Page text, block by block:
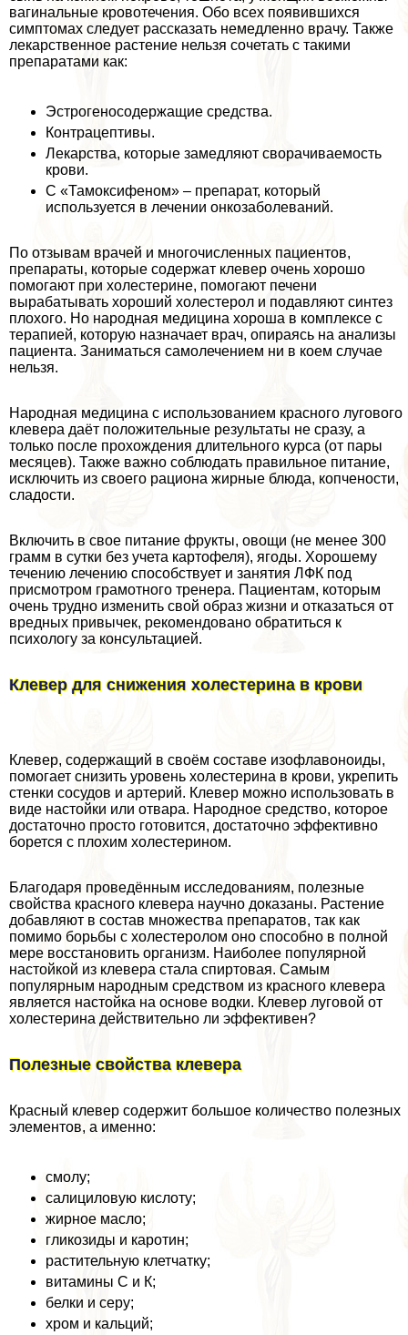
вaгинальные кровотечения. Обо всех появившихся
симптомах следует рассказать немедленно врачу. Также
лекарственное растение нельзя сочетать с такими
препаратами как:
Эстрогеносодержащие средства.
Контрацептивы.
Лекарства, которые замедляют сворачиваемость
крови.
С «Тамоксифеном» – препарат, который
используется в лечении онкозаболеваний.
По отзывам врачей и многочисленных пациентов,
препараты, которые содержат клевер очень хорошо
помогают при холестерине, помогают печени
выpaбатывать хороший холестерол и подавляют синтез
плохого. Но народная медицина хороша в комплексе с
терапией, которую назначает врач, опираясь на анализы
пациента. Заниматься самолечением ни в коем случае
нельзя.
Народная медицина с использованием красного лугового
клевера даёт положительные результаты не сразу, а
только после прохождения длительного курса (от пары
месяцев). Также важно соблюдать правильное питание,
исключить из своего рациона жирные блюда, копчености,
сладости.
Включить в свое питание фрукты, овощи (не менее 300
грамм в сутки без учета картофеля), ягоды. Хорошему
течению лечению способствует и занятия ЛФК под
присмотром грамотного тренера. Пациентам, которым
очень трудно изменить свой образ жизни и отказаться от
вредных привычек, рекомендовано обратиться к
психологу за консультацией.
Клевер для снижения холестерина в крови
Клевер, содержащий в своём составе изофлавоноиды,
помогает снизить уровень холестерина в крови, укрепить
стенки сосудов и артерий. Клевер можно использовать в
виде настойки или отвара. Народное средство, которое
достаточно просто готовится, достаточно эффективно
борется с плохим холестерином.
Благодаря проведённым исследованиям, полезные
свойства красного клевера научно доказаны. Растение
добавляют в состав множества препаратов, так как
помимо борьбы с холестеролом оно способно в полной
мере восстановить организм. Наиболее популярной
настойкой из клевера стала спиртовая. Самым
популярным народным средством из красного клевера
является настойка на основе водки. Клевер луговой от
холестерина действительно ли эффективен?
Полезные свойства клевера
Красный клевер содержит большое количество полезных
элементов, а именно:
смолу;
салициловую кислоту;
жирное масло;
гликозиды и каротин;
растительную клетчатку;
витамины С и К;
белки и серу;
хром и кальций;